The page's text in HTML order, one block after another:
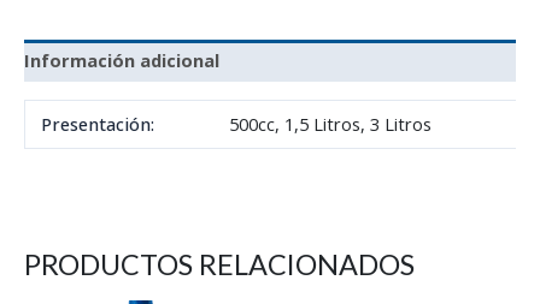
Información adicional
Presentación: 500cc, 1,5 Litros, 3 Litros
PRODUCTOS RELACIONADOS